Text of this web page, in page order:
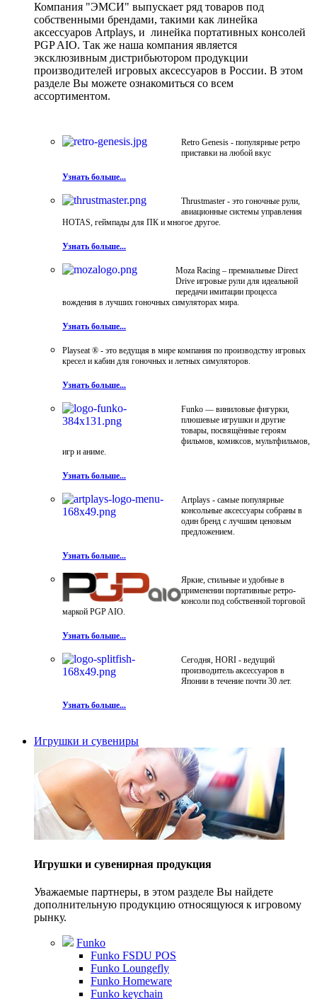
Компания "ЭМСИ" выпускает ряд товаров под
собственными брендами, такими как линейка
аксессуаров Artplays, и линейка портативных консолей
PGP AIO. Так же наша компания является
эксклюзивным дистрибьютором продукции
производителей игровых аксессуаров в России. В этом
разделе Вы можете ознакомиться со всем
ассортиментом.
Retro Genesis - популярные ретро
приставки на любой вкус
Узнать больше...
Thrustmaster - это гоночные рули,
авиационные системы управления
HOTAS, геймпады для ПК и многое другое.
Узнать больше...
Moza Racing – премиальные Direct
Drive игровые рули для идеальной
передачи имитации процесса
вождения в лучших гоночных симуляторах мира.
Узнать больше...
Playseat ® - это ведущая в мире компания по производству игровых
кресел и кабин для гоночных и летных симуляторов.
Узнать больше...
Funko — виниловые фигурки,
плюшевые игрушки и другие
товары, посвящённые героям
фильмов, комиксов, мультфильмов,
игр и аниме.
Узнать больше...
Artplays - самые популярные
консольные аксессуары собраны в
один бренд с лучшим ценовым
предложением.
Узнать больше...
Яркие, стильные и удобные в
применении портативные ретро-
консоли под собственной торговой
маркой PGP AIO.
Узнать больше...
Сегодня, HORI - ведущий
производитель аксессуаров в
Японии в течение почти 30 лет.
Узнать больше...
Игрушки и сувениры
Игрушки и сувенирная продукция
Уважаемые партнеры, в этом разделе Вы найдете
дополнительную продукцию относящуюся к игровому
рынку.
Funko
Funko FSDU POS
Funko Loungefly
Funko Homeware
Funko keychain